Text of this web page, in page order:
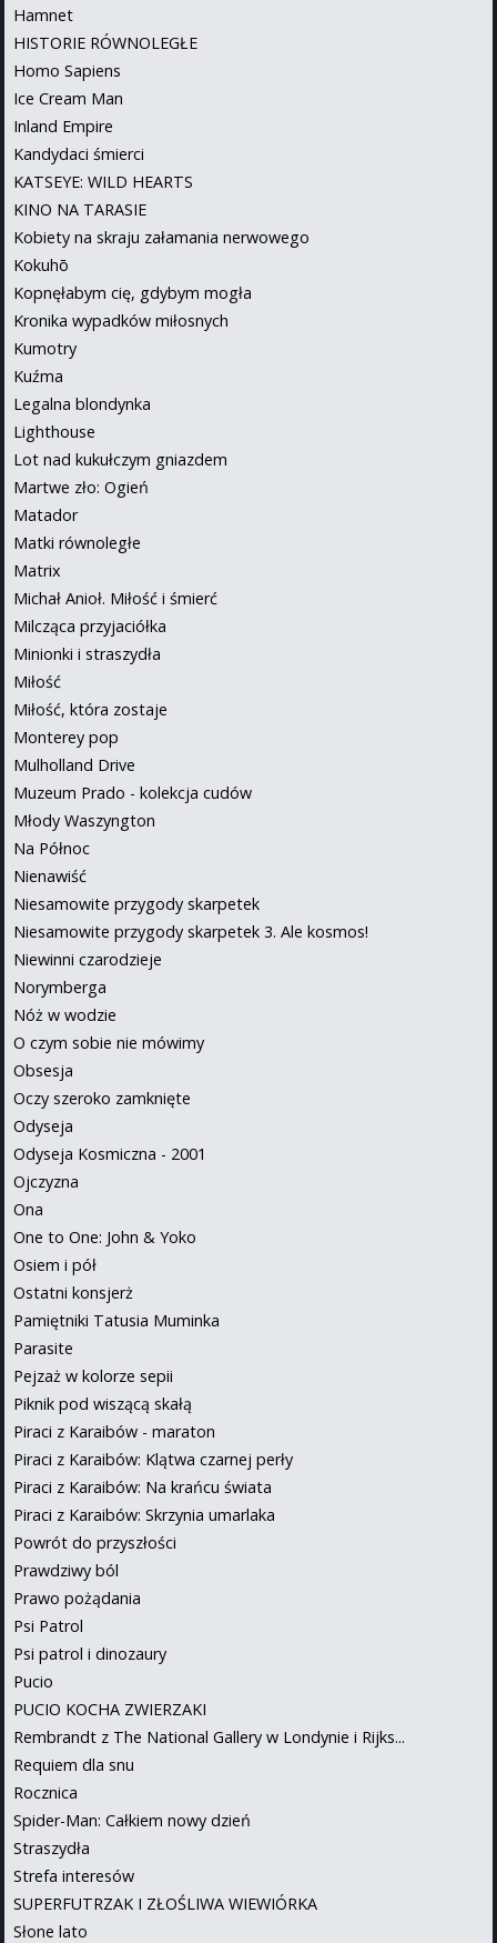
Hamnet
HISTORIE RÓWNOLEGŁE
Homo Sapiens
Ice Cream Man
Inland Empire
Kandydaci śmierci
KATSEYE: WILD HEARTS
KINO NA TARASIE
Kobiety na skraju załamania nerwowego
Kokuhō
Kopnęłabym cię, gdybym mogła
Kronika wypadków miłosnych
Kumotry
Kuźma
Legalna blondynka
Lighthouse
Lot nad kukułczym gniazdem
Martwe zło: Ogień
Matador
Matki równoległe
Matrix
Michał Anioł. Miłość i śmierć
Milcząca przyjaciółka
Minionki i straszydła
Miłość
Miłość, która zostaje
Monterey pop
Mulholland Drive
Muzeum Prado - kolekcja cudów
Młody Waszyngton
Na Północ
Nienawiść
Niesamowite przygody skarpetek
Niesamowite przygody skarpetek 3. Ale kosmos!
Niewinni czarodzieje
Norymberga
Nóż w wodzie
O czym sobie nie mówimy
Obsesja
Oczy szeroko zamknięte
Odyseja
Odyseja Kosmiczna - 2001
Ojczyzna
Ona
One to One: John & Yoko
Osiem i pół
Ostatni konsjerż
Pamiętniki Tatusia Muminka
Parasite
Pejzaż w kolorze sepii
Piknik pod wiszącą skałą
Piraci z Karaibów - maraton
Piraci z Karaibów: Klątwa czarnej perły
Piraci z Karaibów: Na krańcu świata
Piraci z Karaibów: Skrzynia umarlaka
Powrót do przyszłości
Prawdziwy ból
Prawo pożądania
Psi Patrol
Psi patrol i dinozaury
Pucio
PUCIO KOCHA ZWIERZAKI
Rembrandt z The National Gallery w Londynie i Rijks...
Requiem dla snu
Rocznica
Spider-Man: Całkiem nowy dzień
Straszydła
Strefa interesów
SUPERFUTRZAK I ZŁOŚLIWA WIEWIÓRKA
Słone lato